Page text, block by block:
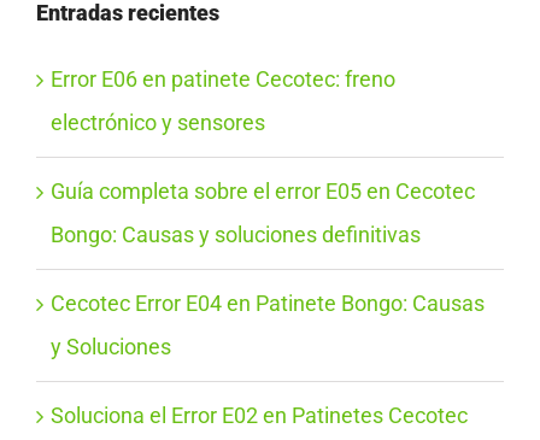
Entradas recientes
Error E06 en patinete Cecotec: freno
electrónico y sensores
Guía completa sobre el error E05 en Cecotec
Bongo: Causas y soluciones definitivas
Cecotec Error E04 en Patinete Bongo: Causas
y Soluciones
Soluciona el Error E02 en Patinetes Cecotec